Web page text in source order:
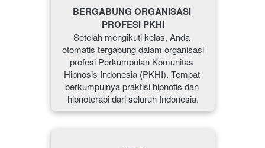
BERGABUNG ORGANISASI
PROFESI PKHI
Setelah mengikuti kelas, Anda
otomatis tergabung dalam organisasi
profesi Perkumpulan Komunitas
Hipnosis Indonesia (PKHI). Tempat
berkumpulnya praktisi hipnotis dan
hipnoterapi dari seluruh Indonesia.